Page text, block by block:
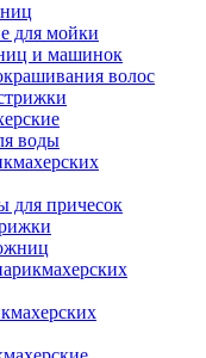
для мойки
и машинок
волос
воды
для причесок